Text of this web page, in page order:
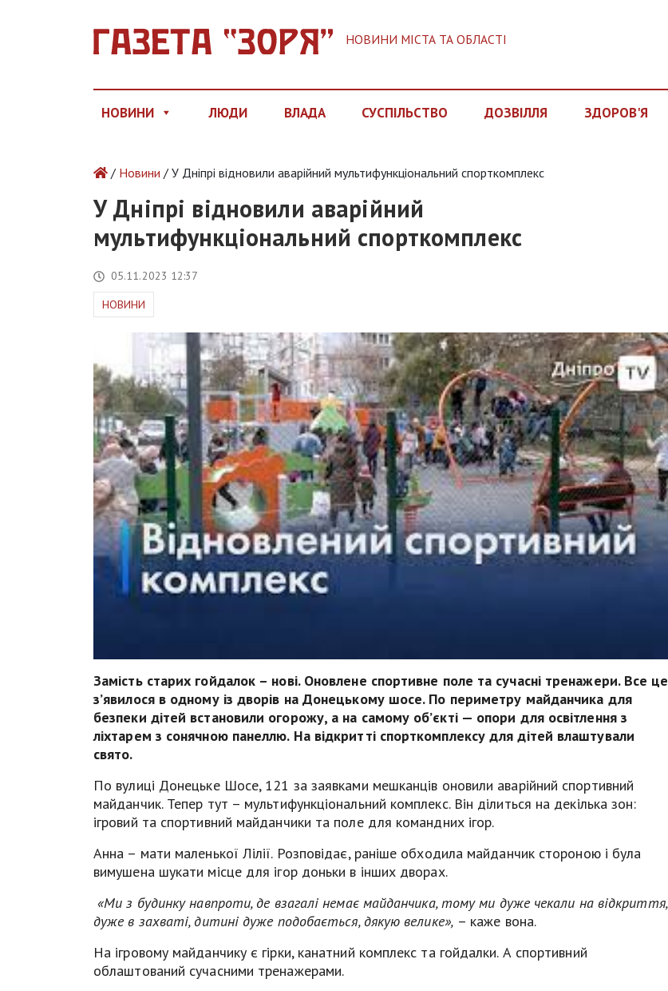
НОВИНИ МІСТА ТА ОБЛАСТІ
НОВИНИ ЛЮДИ ВЛАДА СУСПІЛЬСТВО ДОЗВІЛЛЯ ЗДОРОВ'Я
/ Новини / У Дніпрі відновили аварійний мультифункціональний спорткомплекс
У Дніпрі відновили аварійний
мультифункціональний спорткомплекс
05.11.2023 12:37
НОВИНИ
Замість старих гойдалок – нові. Оновлене спортивне поле та сучасні тренажери. Все це
з’явилося в одному із дворів на Донецькому шосе. По периметру майданчика для
безпеки дітей встановили огорожу, а на самому об’єкті — опори для освітлення з
ліхтарем з сонячною панеллю. На відкритті спорткомплексу для дітей влаштували
свято.
По вулиці Донецьке Шосе, 121 за заявками мешканців оновили аварійний спортивний
майданчик. Тепер тут – мультифункціональний комплекс. Він ділиться на декілька зон:
ігровий та спортивний майданчики та поле для командних ігор.
Анна – мати маленької Лілії. Розповідає, раніше обходила майданчик стороною і була
вимушена шукати місце для ігор доньки в інших дворах.
«Ми з будинку навпроти, де взагалі немає майданчика, тому ми дуже чекали на відкриття,
дуже в захваті, дитині дуже подобається, дякую велике», – каже вона.
На ігровому майданчику є гірки, канатний комплекс та гойдалки. А спортивний
облаштований сучасними тренажерами.